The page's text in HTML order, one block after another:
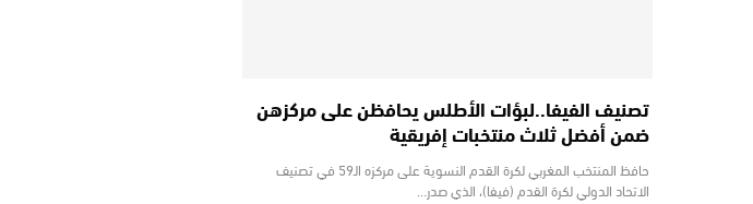
تصنيف الفيفا..لبؤات الأطلس يحافظن على مركزهن
ضمن أفضل ثلاث منتخبات إفريقية
حافظ المنتخب المغربي لكرة القدم النسوية على مركزه الـ59 في تصنيف
الاتحاد الدولي لكرة القدم (فيفا)، الذي صدر…